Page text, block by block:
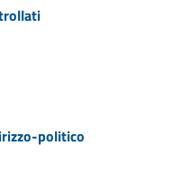
politico